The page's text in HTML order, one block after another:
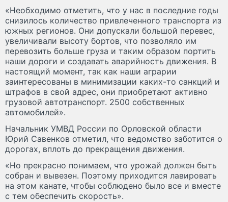
«Необходимо отметить, что у нас в последние годы
снизилось количество привлеченного транспорта из
южных регионов. Они допускали большой перевес,
увеличивали высоту бортов, что позволяло им
перевозить больше груза и таким образом портить
наши дороги и создавать аварийность движения. В
настоящий момент, так как наши аграрии
заинтересованы в минимизации каких-то санкций и
штрафов в свой адрес, они приобретают активно
грузовой автотранспорт. 2500 собственных
автомобилей».
Начальник УМВД России по Орловской области
Юрий Савенков отметил, что ведомство заботится о
дорогах, вплоть до прекращения движения.
«Но прекрасно понимаем, что урожай должен быть
собран и вывезен. Поэтому приходится лавировать
на этом канате, чтобы соблюдено было все и вместе
с тем обеспечить скорость».